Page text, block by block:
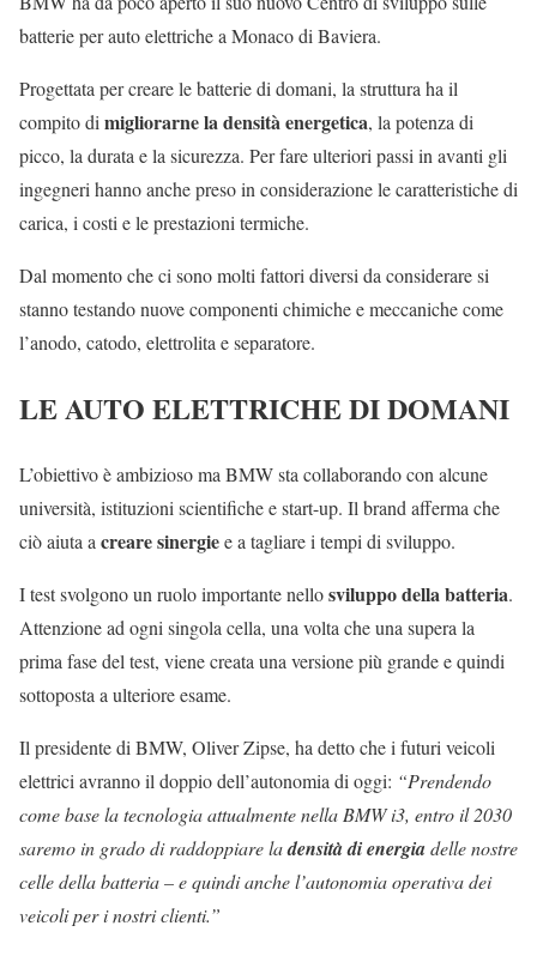
batterie per auto elettriche a Monaco di Baviera.
Progettata per creare le batterie di domani, la struttura ha il
compito dimigliorarne la densità energetica, la potenza di
picco, la durata e la sicurezza. Per fare ulteriori passi in avanti gli
ingegneri hanno anche preso in considerazione le caratteristiche di
carica, i costi e le prestazioni termiche.
Dal momento che ci sono molti fattori diversi da considerare si
stanno testando nuove componenti chimiche e meccaniche come
l’anodo, catodo, elettrolita e separatore.
LE AUTO ELETTRICHE DI DOMANI
L’obiettivo è ambizioso ma BMW sta collaborando con alcune
università, istituzioni scientifiche e start-up. Il brand afferma che
ciò aiuta a creare sinergiee a tagliare i tempi di sviluppo.
I test svolgono un ruolo importante nellosviluppo della batteria.
Attenzione ad ogni singola cella, una volta che una supera la
prima fase del test, viene creata una versione più grande e quindi
sottoposta a ulteriore esame.
Il presidente di BMW, Oliver Zipse, ha detto che i futuri veicoli
elettrici avranno il doppio dell’autonomia di oggi: “Prendendo
come base la tecnologia attualmente nella BMW i3, entro il 2030
saremo in grado di raddoppiare ladensità di energiadelle nostre
celle della batteria – e quindi anche l’autonomia operativa dei
veicoli per i nostri clienti.”